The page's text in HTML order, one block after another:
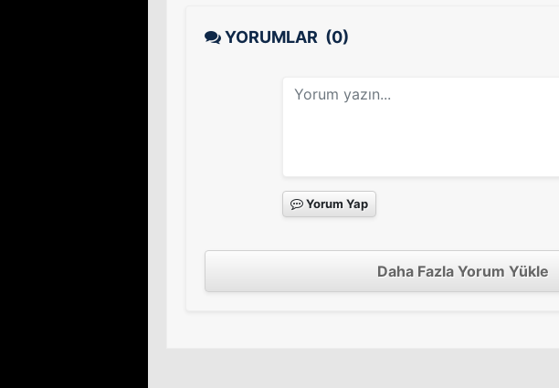
YORUMLAR (0)
Yorum Yap
Daha Fazla Yorum Yükle